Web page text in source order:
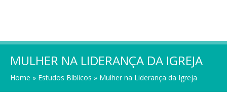
MULHER NA LIDERANÇA DA IGREJA
Home » Estudos Bíblicos » Mulher na Liderança da Igreja